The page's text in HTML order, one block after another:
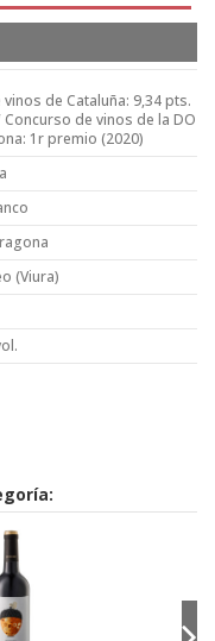
vinos de Cataluña: 9,34 pts.
Concurso de vinos de la DO
1r premio (2020)
(Viura)